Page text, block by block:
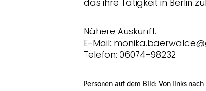
das ihre Tätigkeit in Berlin
Nähere Auskunft:
E-Mail:
Telefon: 06074-98232
Personen auf dem Bild: Von links